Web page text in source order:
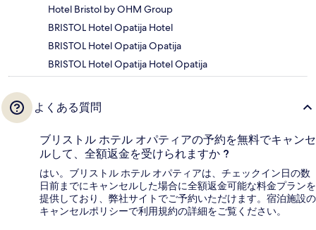
Hotel Bristol by OHM Group
BRISTOL Hotel Opatija Hotel
BRISTOL Hotel Opatija Opatija
BRISTOL Hotel Opatija Hotel Opatija
よくある質問
ブリストル ホテル オパティアの予約を無料でキャンセ
ルして、全額返金を受けられますか ?
はい。ブリストル ホテル オパティアは、チェックイン日の数
日前までにキャンセルした場合に全額返金可能な料金プランを
提供しており、弊社サイトでご予約いただけます。宿泊施設の
キャンセルポリシーで利用規約の詳細をご覧ください。